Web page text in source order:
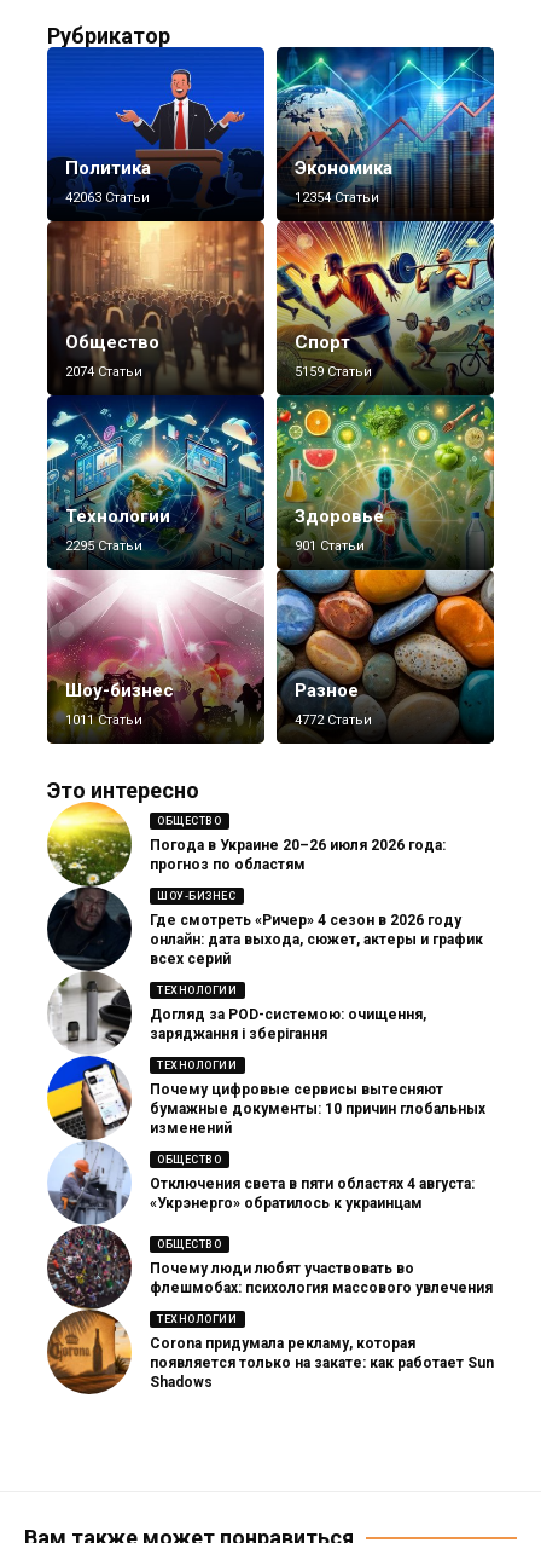
Рубрикатор
Политика
42063 Статьи
Экономика
12354 Статьи
Общество
2074 Статьи
Спорт
5159 Статьи
Технологии
2295 Статьи
Здоровье
901 Статьи
Шоу-бизнес
1011 Статьи
Разное
4772 Статьи
Это интересно
ОБЩЕСТВО
Погода в Украине 20–26 июля 2026 года:
прогноз по областям
ШОУ-БИЗНЕС
Где смотреть «Ричер» 4 сезон в 2026 году
онлайн: дата выхода, сюжет, актеры и график
всех серий
ТЕХНОЛОГИИ
Догляд за POD-системою: очищення,
заряджання і зберігання
ТЕХНОЛОГИИ
Почему цифровые сервисы вытесняют
бумажные документы: 10 причин глобальных
изменений
ОБЩЕСТВО
Отключения света в пяти областях 4 августа:
«Укрэнерго» обратилось к украинцам
ОБЩЕСТВО
Почему люди любят участвовать во
флешмобах: психология массового увлечения
ТЕХНОЛОГИИ
Corona придумала рекламу, которая
появляется только на закате: как работает Sun
Shadows
Вам также может понравиться